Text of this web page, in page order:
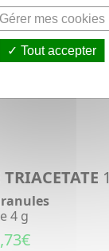
4 g
Gérer mes cookies
Tout accepter